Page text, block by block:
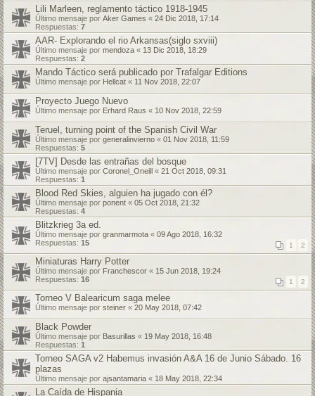
Lili Marleen, reglamento táctico 1918-1945
Último mensaje por Aker Games « 24 Dic 2018, 17:14
Respuestas: 7
AAR- Explorando el rio Arkansas(siglo sxviii)
Último mensaje por mendoza « 13 Dic 2018, 18:29
Respuestas: 2
Mando Táctico será publicado por Trafalgar Editions
Último mensaje por Hellcat « 11 Nov 2018, 22:07
Proyecto Juego Nuevo
Último mensaje por Erhard Raus « 10 Nov 2018, 22:59
Teruel, turning point of the Spanish Civil War
Último mensaje por generalinvierno « 01 Nov 2018, 11:59
Respuestas: 5
[7TV] Desde las entrañas del bosque
Último mensaje por Coronel_Oneill « 21 Oct 2018, 09:31
Respuestas: 1
Blood Red Skies, alguien ha jugado con él?
Último mensaje por ponent « 05 Oct 2018, 21:32
Respuestas: 4
Blitzkrieg 3a ed.
Último mensaje por granmarmota « 09 Ago 2018, 16:32
Respuestas: 15 1 2
Miniaturas Harry Potter
Último mensaje por Franchescor « 15 Jun 2018, 19:24
Respuestas: 16 1 2
Torneo V Balearicum saga melee
Último mensaje por steiner « 20 May 2018, 07:42
Black Powder
Último mensaje por Basurillas « 19 May 2018, 16:48
Respuestas: 1
Torneo SAGA v2 Habemus invasión A&A 16 de Junio Sábado. 16
plazas
Último mensaje por ajsantamaria « 18 May 2018, 22:34
La Caída de Hispania